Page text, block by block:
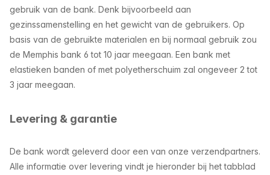
gebruik van de bank. Denk bijvoorbeeld aan
gezinssamenstelling en het gewicht van de gebruikers. Op
basis van de gebruikte materialen en bij normaal gebruik zou
de Memphis bank 6 tot 10 jaar meegaan. Een bank met
elastieken banden of met polyetherschuim zal ongeveer 2 tot
3 jaar meegaan.
Levering & garantie
De bank wordt geleverd door een van onze verzendpartners.
Alle informatie over levering vindt je hieronder bij het tabblad